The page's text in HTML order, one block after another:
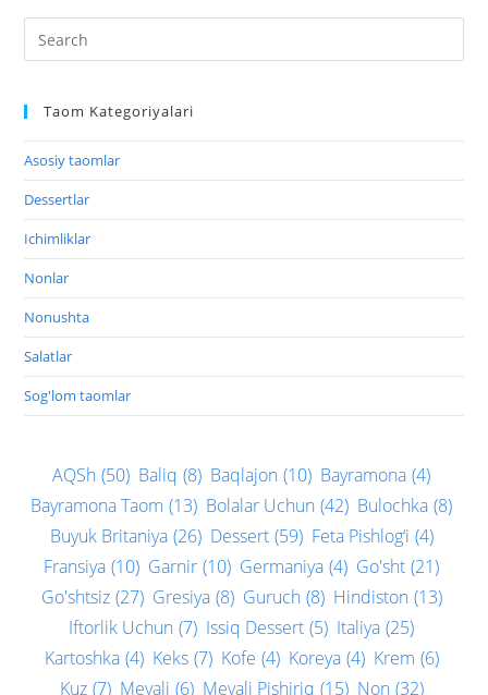
Taom Kategoriyalari
Asosiy taomlar
Dessertlar
Ichimliklar
Nonlar
Nonushta
Salatlar
Sog'lom taomlar
AQSh (50) Baliq (8) Baqlajon (10) Bayramona (4)
Bayramona Taom (13) Bolalar Uchun (42) Bulochka (8)
Buyuk Britaniya (26) Dessert (59) Feta Pishlog‘i (4)
Fransiya (10) Garnir (10) Germaniya (4) Go'sht (21)
Go'shtsiz (27) Gresiya (8) Guruch (8) Hindiston (13)
Iftorlik Uchun (7) Issiq Dessert (5) Italiya (25)
Kartoshka (4) Keks (7) Kofe (4) Koreya (4) Krem (6)
Kuz (7) Mevali (6) Mevali Pishiriq (15) Non (32)